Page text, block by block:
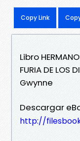
Copy Link
Libro
FURIA DE LOS
Gwynne
Descargar
http://